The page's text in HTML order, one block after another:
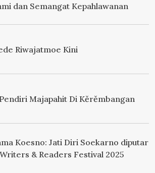
dan Semangat Kepahlawanan
Riwajatmoe Kini
Majapahit Di Kěrěmbangan
Koesno: Jati Diri Soekarno diputar
& Readers Festival 2025